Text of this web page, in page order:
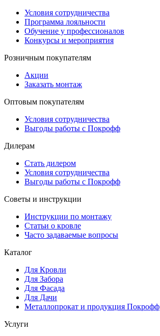
Условия сотрудничества
Программа лояльности
Обучение у профессионалов
Конкурсы и мероприятия
Розничным покупателям
Акции
Заказать монтаж
Оптовым покупателям
Условия сотрудничества
Выгоды работы с Покрофф
Дилерам
Стать дилером
Условия сотрудничества
Выгоды работы с Покрофф
Советы и инструкции
Инструкции по монтажу
Статьи о кровле
Часто задаваемые вопросы
Каталог
Для Кровли
Для Забора
Для Фасада
Для Дачи
Металлопрокат и продукция Покрофф
Услуги